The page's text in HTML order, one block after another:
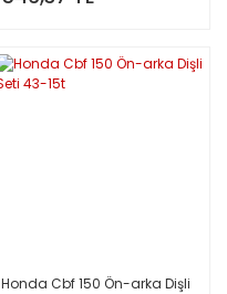
Honda Cbf 150 Ön-arka Dişli